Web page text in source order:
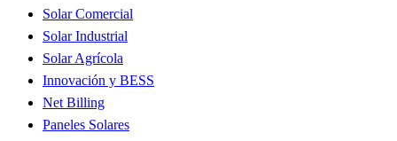
Solar Comercial
Solar Industrial
Solar Agrícola
Innovación y BESS
Net Billing
Paneles Solares